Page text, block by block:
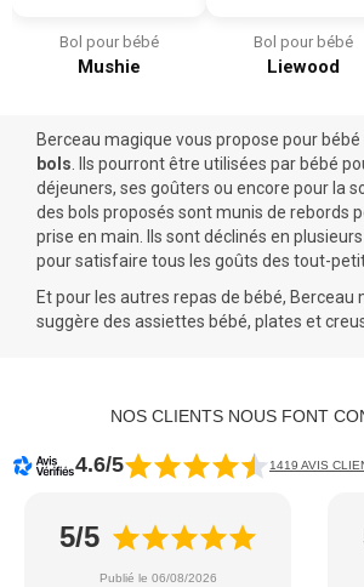
Bol pour bébé
Mushie
Bol pour bébé
Liewood
Berceau magique vous propose pour
bols. Ils pourront être utilisées par bébé
déjeuners, ses goûters ou encore pour la
des bols proposés sont munis de rebords
prise en main. Ils sont déclinés en
pour satisfaire tous les goûts des tout-
Et pour les autres repas de bébé, Berceau
suggère des assiettes bébé, plates et
NOS CLIENTS NOUS FONT
4.6/5 1419 AVIS
5/5
Publié le 06/08/2026